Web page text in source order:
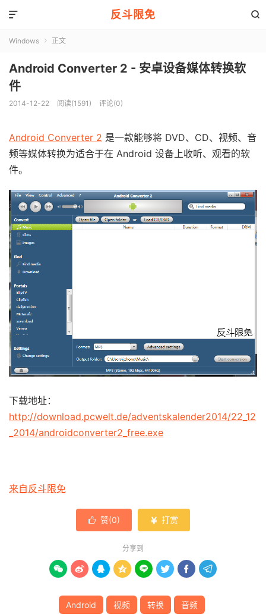
反斗限免 

Windows  正文
Android Converter 2 - 安卓设备媒体转换软
件
2014-12-22 阅读(1591) 评论(0)
Android Converter 2 是一款能够将 DVD、CD、视频、音
频等媒体转换为适合于在 Android 设备上收听、观看的软
件。
下载地址：
http://download.pcwelt.de/adventskalender2014/22_12
_2014/androidconverter2_free.exe
来自反斗限免
 赞(0)  打赏
分享到
       
Android 视频 转换 音频